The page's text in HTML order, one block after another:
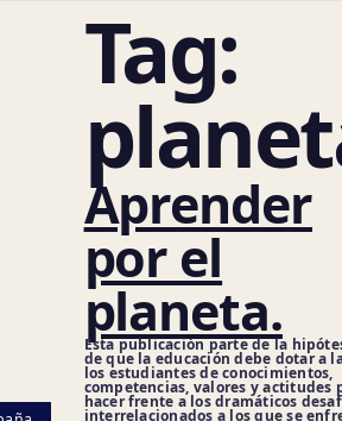
Tag:
Aprender
por el
planeta.
Esta publicación parte de la
de que la educación debe dotar a
los estudiantes de conocimientos,
competencias, valores y actitudes
hacer frente a los dramáticos
interrelacionados a los que se